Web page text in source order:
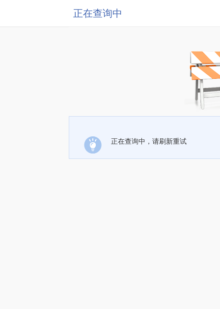
正在查询中
正在查询中，请刷新重试